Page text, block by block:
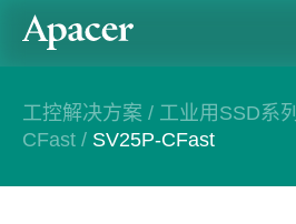
工控解决方案 / 工业用SSD系列
CFast / SV25P-CFast